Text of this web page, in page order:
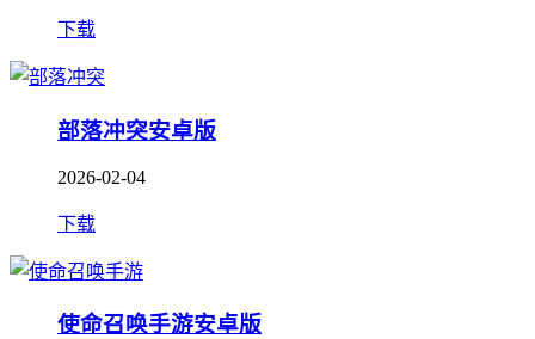
下载
部落冲突安卓版
2026-02-04
下载
使命召唤手游安卓版